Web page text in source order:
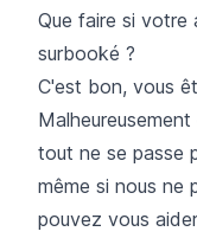
Que faire si votre
surbooké ?
C'est bon, vous
tout ne se passe
même si nous ne
pouvez vous